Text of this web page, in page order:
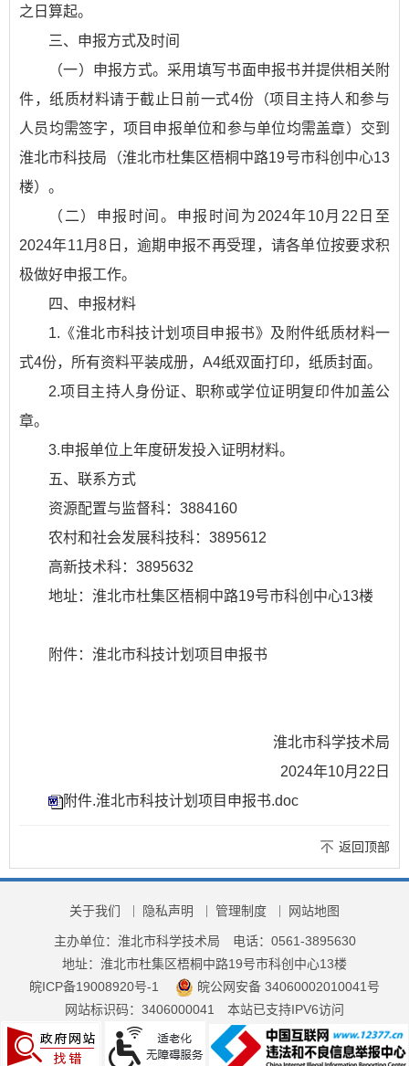
之日算起。
三、申报方式及时间
（一）申报方式。采用填写书面申报书并提供相关附
件，纸质材料请于截止日前一式4份（项目主持人和参与
人员均需签字，项目申报单位和参与单位均需盖章）交到
淮北市科技局（淮北市杜集区梧桐中路19号市科创中心13
楼）。
（二）申报时间。申报时间为2024年10月22日至
2024年11月8日，逾期申报不再受理，请各单位按要求积
极做好申报工作。
四、申报材料
1.《淮北市科技计划项目申报书》及附件纸质材料一
式4份，所有资料平装成册，A4纸双面打印，纸质封面。
2.项目主持人身份证、职称或学位证明复印件加盖公
章。
3.申报单位上年度研发投入证明材料。
五、联系方式
资源配置与监督科：3884160
农村和社会发展科技科：3895612
高新技术科：3895632
地址：淮北市杜集区梧桐中路19号市科创中心13楼
附件：淮北市科技计划项目申报书
淮北市科学技术局
2024年10月22日
附件.淮北市科技计划项目申报书.doc
返回顶部
关于我们 隐私声明 管理制度 网站地图
主办单位：淮北市科学技术局
电话：0561-3895630
地址：淮北市杜集区梧桐中路19号市科创中心13楼
皖ICP备19008920号-1
皖公网安备 34060002010041号
网站标识码：3406000041
本站已支持IPV6访问